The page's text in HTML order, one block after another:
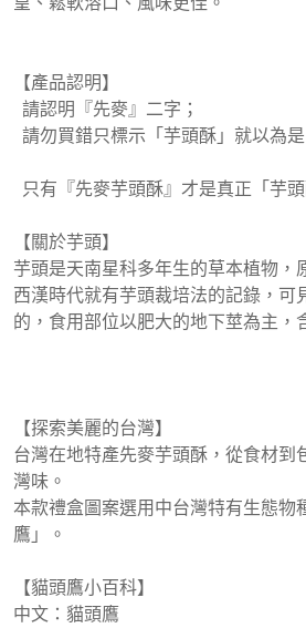
【產品認明】
請認明『先麥』二字；
請勿買錯只標示「芋頭酥」就以為
只有『先麥芋頭酥』才是真正「芋頭
【關於芋頭】
芋頭是天南星科多年生的草本植物，
西漢時代就有芋頭裁培法的記錄，可
的，食用部位以肥大的地下莖為主，
【探索美麗的台灣】
台灣在地特產先麥芋頭酥，從食材到
灣味。
本款禮盒圖案選用中台灣特有生態物
鷹」。
【貓頭鷹小百科】
中文：貓頭鷹